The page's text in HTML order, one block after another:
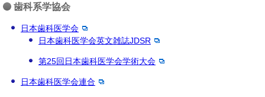
歯科系学協会
日本歯科医学会
日本歯科医学会英文雑誌JDSR
第25回日本歯科医学会学術大会
日本歯科医学会連合